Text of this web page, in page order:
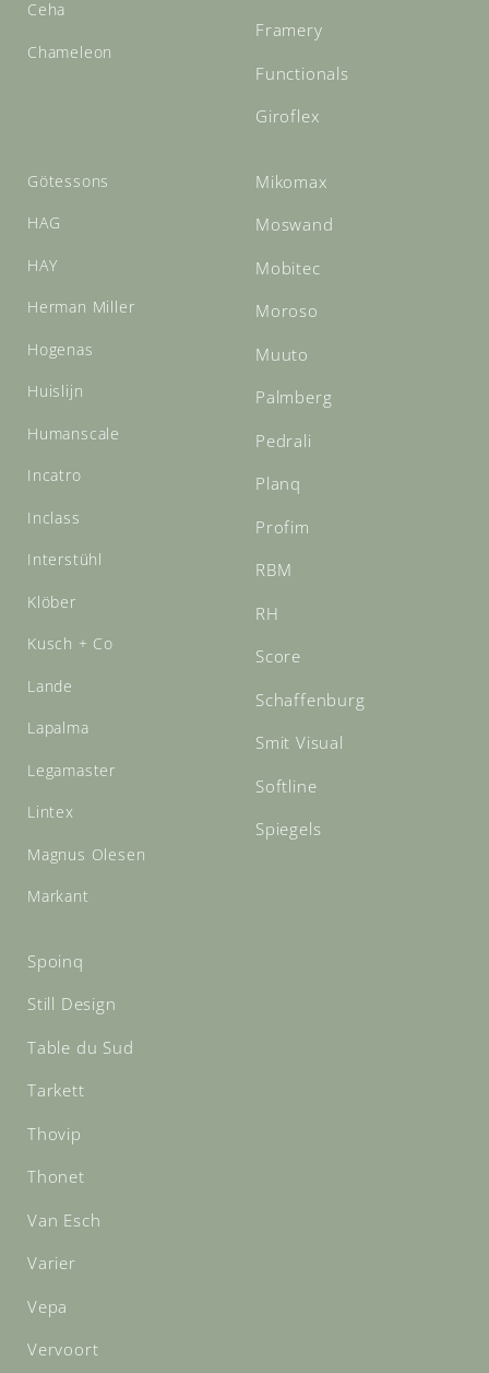
Ceha
Chameleon
Framery
Functionals
Giroflex
Götessons
HAG
HAY
Herman Miller
Hogenas
Huislijn
Humanscale
Incatro
Inclass
Interstühl
Klöber
Kusch + Co
Lande
Lapalma
Legamaster
Lintex
Magnus Olesen
Markant
Mikomax
Moswand
Mobitec
Moroso
Muuto
Palmberg
Pedrali
Planq
Profim
RBM
RH
Score
Schaffenburg
Smit Visual
Softline
Spiegels
Spoinq
Still Design
Table du Sud
Tarkett
Thovip
Thonet
Van Esch
Varier
Vepa
Vervoort